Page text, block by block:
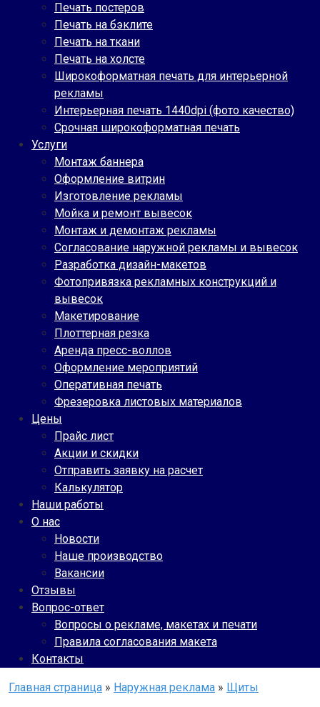
Печать постеров
Печать на бэклите
Печать на ткани
Печать на холсте
Широкоформатная печать для интерьерной
рекламы
Интерьерная печать 1440dpi (фото качество)
Срочная широкоформатная печать
Услуги
Монтаж баннера
Оформление витрин
Изготовление рекламы
Мойка и ремонт вывесок
Монтаж и демонтаж рекламы
Согласование наружной рекламы и вывесок
Разработка дизайн-макетов
Фотопривязка рекламных конструкций и
вывесок
Макетирование
Плоттерная резка
Аренда пресс-воллов
Оформление мероприятий
Оперативная печать
Фрезеровка листовых материалов
Цены
Прайс лист
Акции и скидки
Отправить заявку на расчет
Калькулятор
Наши работы
О нас
Новости
Наше производство
Вакансии
Отзывы
Вопрос-ответ
Вопросы о рекламе, макетах и печати
Правила согласования макета
Контакты
Главная страница » Наружная реклама » Щиты